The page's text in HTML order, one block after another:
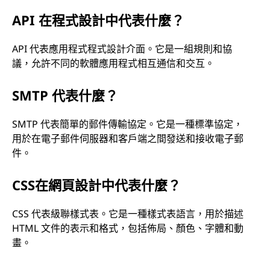
API 在程式設計中代表什麼？
API 代表應用程式程式設計介面。它是一組規則和協
議，允許不同的軟體應用程式相互通信和交互。
SMTP 代表什麼？
SMTP 代表簡單的郵件傳輸協定。它是一種標準協定，
用於在電子郵件伺服器和客戶端之間發送和接收電子郵
件。
CSS在網頁設計中代表什麼？
CSS 代表級聯樣式表。它是一種樣式表語言，用於描述
HTML 文件的表示和格式，包括佈局、顏色、字體和動
畫。